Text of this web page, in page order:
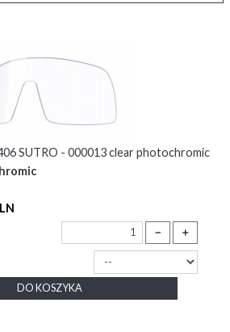
SUTRO - 000013 clear photochromic
－ ＋
DO KOSZYKA